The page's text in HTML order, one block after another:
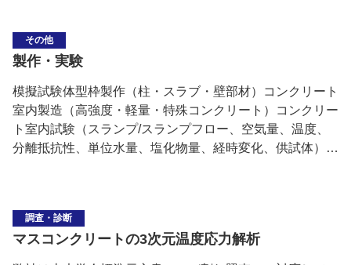
その他
製作・実験
模擬試験体型枠製作（柱・スラブ・壁部材）コンクリート
室内製造（高強度・軽量・特殊コンクリート）コンクリー
ト室内試験（スランプ/スランプフロー、空気量、温度、
分離抵抗性、単位水量、塩化物量、経時変化、供試体）…
調査・診断
マスコンクリートの3次元温度応力解析